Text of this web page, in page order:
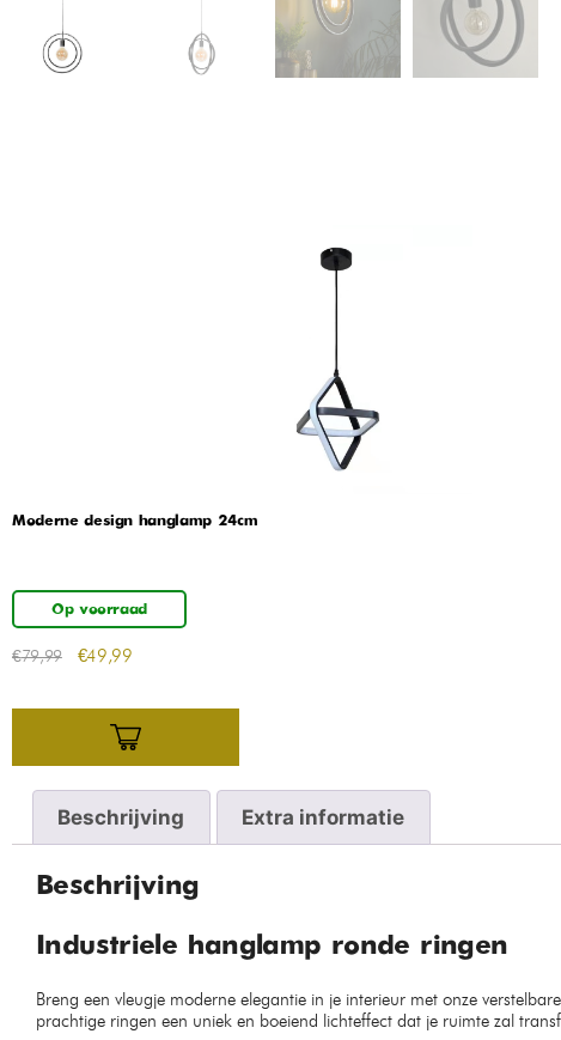
Moderne design hanglamp 24cm
Op voorraad
€79,99 €49,99
Beschrijving Extra informatie
Beschrijving
Industriele hanglamp ronde ringen
Breng een vleugje moderne elegantie in je interieur met onze
prachtige ringen een uniek en boeiend lichteffect dat je ruimte zal